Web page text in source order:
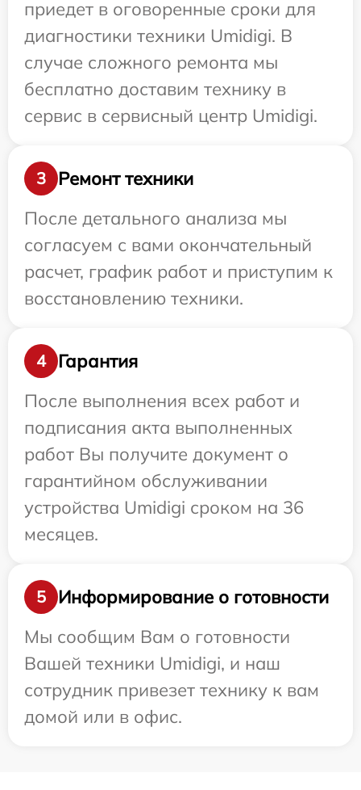
приедет в оговоренные сроки для
диагностики техники Umidigi. В
случае сложного ремонта мы
бесплатно доставим технику в
сервис в сервисный центр Umidigi.
3
Ремонт техники
После детального анализа мы
согласуем с вами окончательный
расчет, график работ и приступим к
восстановлению техники.
4
Гарантия
После выполнения всех работ и
подписания акта выполненных
работ Вы получите документ о
гарантийном обслуживании
устройства Umidigi сроком на 36
месяцев.
5
Информирование о готовности
Мы сообщим Вам о готовности
Вашей техники Umidigi, и наш
сотрудник привезет технику к вам
домой или в офис.